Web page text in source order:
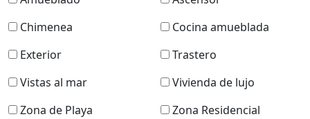
Chimenea
Cocina amueblada
Exterior
Trastero
Vistas al mar
Vivienda de lujo
Zona de Playa
Zona Residencial